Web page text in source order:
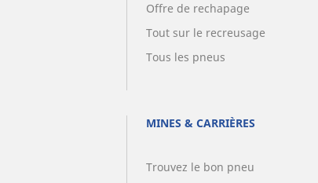
Offre de rechapage
Tout sur le recreusage
Tous les pneus
MINES & CARRIÈRES
Trouvez le bon pneu